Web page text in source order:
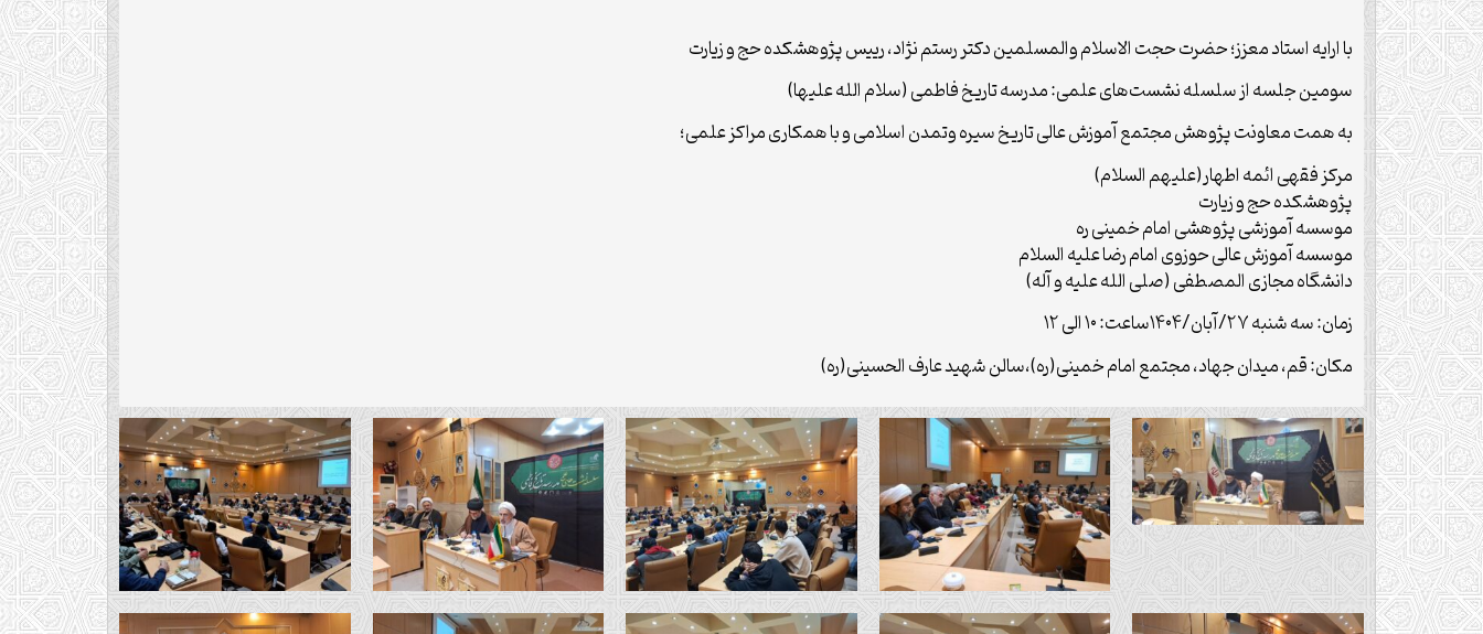
با ارایه استاد معزز؛ حضرت حجت الاسلام والمسلمین دکتر رستم نژاد، رییس پژوهشکده حج و زیارت
سومین جلسه از سلسله نشست‌های علمی: مدرسه تاریخ فاطمی (سلام الله علیها)
به همت معاونت پژوهش مجتمع آموزش عالی تاریخ سیره وتمدن اسلامی و با همکاری مراکز علمی؛
مرکز فقهی ائمه اطهار(علیهم السلام)
پژوهشکده حج و زیارت
موسسه آموزشی پژوهشی امام خمینی ره
موسسه آموزش عالی حوزوی امام رضا علیه السلام
دانشگاه مجازی المصطفی (صلی الله علیه و آله)
زمان: سه شنبه ۲۷/آبان/۱۴۰۴ساعت: ۱۰ الی ۱۲
مکان: قم، میدان جهاد، مجتمع امام خمینی(ره)،سالن شهید عارف الحسینی(ره)